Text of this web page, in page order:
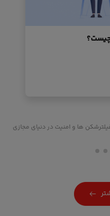
ها و امنیت در دنیای مجازی
چیست؟